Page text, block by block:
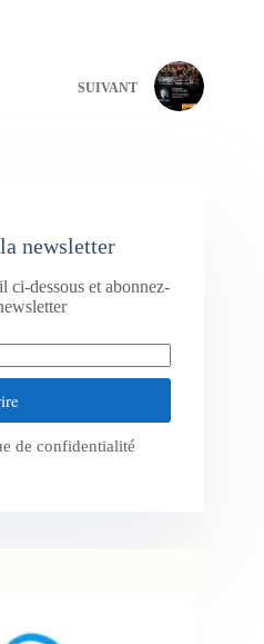
SUIVANT
newsletter
ci-dessous et abonnez-
de confidentialité